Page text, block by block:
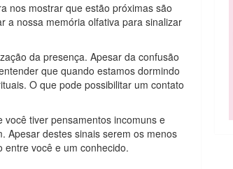
nos mostrar que estão próximas são
a nossa memória olfativa para sinalizar
da presença. Apesar da confusão
que quando estamos dormindo
O que pode possibilitar um contato
você tiver pensamentos incomuns e
Apesar destes sinais serem os menos
entre você e um conhecido.